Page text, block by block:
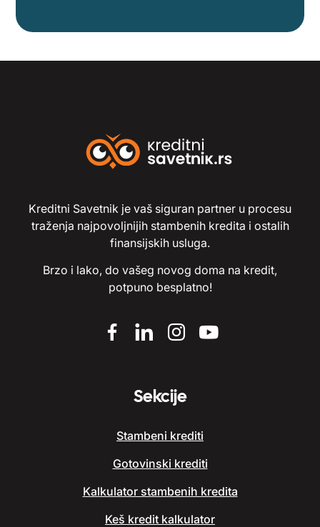
Kreditni Savetnik je vaš siguran partner u procesu
traženja najpovoljnijih stambenih kredita i ostalih
finansijskih usluga.
Brzo i lako, do vašeg novog doma na kredit,
potpuno besplatno!
Sekcije
Stambeni krediti
Gotovinski krediti
Kalkulator stambenih kredita
Keš kredit kalkulator